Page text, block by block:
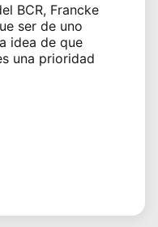
BCR, Francke
ser de uno
idea de que
una prioridad